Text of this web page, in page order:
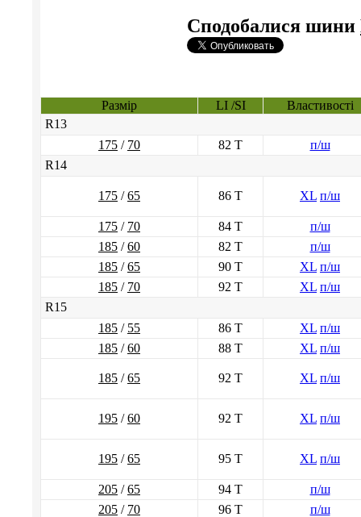
Сподобалися шини
Размір LI /SI
Властивості
R13
175 / 70 82 T
п/ш
R14
175 /65 86 T XL п/ш
175 / 70 84 T
п/ш
185 /60 82 T
п/ш
185 /65 90 T XL п/ш
185 / 70 92 T XL п/ш
R15
185 / 55 86 T XL п/ш
185 /60 88 T XL п/ш
185 /65 92 T XL п/ш
195 /60 92 T XL п/ш
195 /65 95 T XL п/ш
205 /65 94 T
п/ш
205 / 70 96 T
п/ш